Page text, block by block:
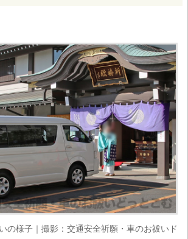
の様子｜撮影：交通安全祈願・車のお祓いド